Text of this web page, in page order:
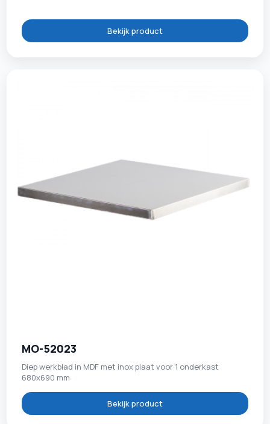
Bekijk product
MO-52023
Diep werkblad in MDF met inox plaat voor 1 onderkast
680x690 mm
Bekijk product